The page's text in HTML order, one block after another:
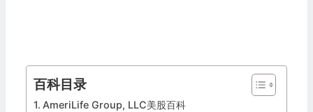
百科目录
AmeriLife Group, LLC美股百科